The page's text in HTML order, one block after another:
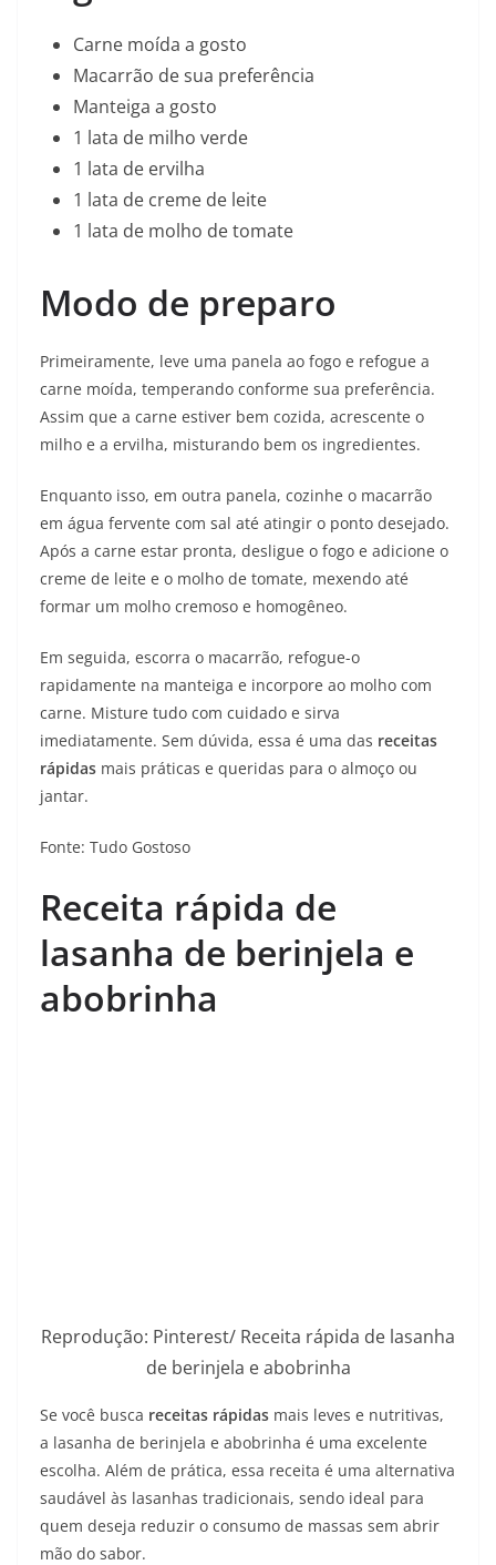
Carne moída a gosto
Macarrão de sua preferência
Manteiga a gosto
1 lata de milho verde
1 lata de ervilha
1 lata de creme de leite
1 lata de molho de tomate
Modo de preparo
Primeiramente, leve uma panela ao fogo e refogue a
carne moída, temperando conforme sua preferência.
Assim que a carne estiver bem cozida, acrescente o
milho e a ervilha, misturando bem os ingredientes.
Enquanto isso, em outra panela, cozinhe o macarrão
em água fervente com sal até atingir o ponto desejado.
Após a carne estar pronta, desligue o fogo e adicione o
creme de leite e o molho de tomate, mexendo até
formar um molho cremoso e homogêneo.
Em seguida, escorra o macarrão, refogue-o
rapidamente na manteiga e incorpore ao molho com
carne. Misture tudo com cuidado e sirva
imediatamente. Sem dúvida, essa é uma das receitas
rápidas mais práticas e queridas para o almoço ou
jantar.
Fonte: Tudo Gostoso
Receita rápida de
lasanha de berinjela e
abobrinha
Reprodução: Pinterest/ Receita rápida de lasanha
de berinjela e abobrinha
Se você busca receitas rápidas mais leves e nutritivas,
a lasanha de berinjela e abobrinha é uma excelente
escolha. Além de prática, essa receita é uma alternativa
saudável às lasanhas tradicionais, sendo ideal para
quem deseja reduzir o consumo de massas sem abrir
mão do sabor.